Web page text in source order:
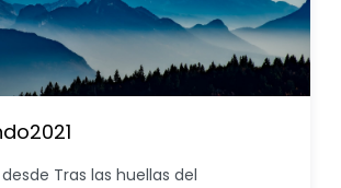
Tras las huellas del